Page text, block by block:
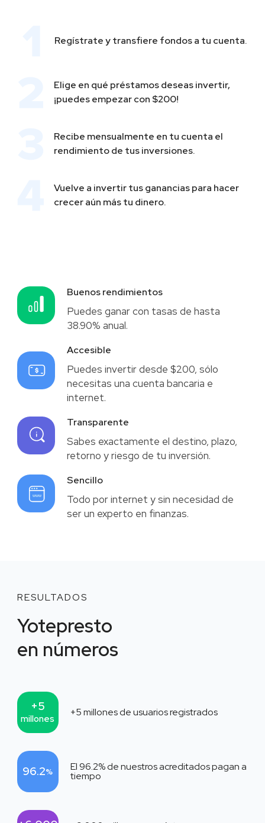
Regístrate y transfiere fondos a tu cuenta.
Elige en qué préstamos deseas invertir,
¡puedes empezar con $200!
Recibe mensualmente en tu cuenta el
rendimiento de tus inversiones.
Vuelve a invertir tus ganancias para hacer
crecer aún más tu dinero.
Buenos rendimientos
Puedes ganar con tasas de hasta
38.90% anual.
Accesible
Puedes invertir desde $200, sólo
necesitas una cuenta bancaria e
internet.
Transparente
Sabes exactamente el destino, plazo,
retorno y riesgo de tu inversión.
Sencillo
Todo por internet y sin necesidad de
ser un experto en finanzas.
RESULTADOS
Yotepresto
en números
+5
millones
+5millones de usuarios registrados
96.2% El96.2% de nuestros acreditados pagan a
tiempo